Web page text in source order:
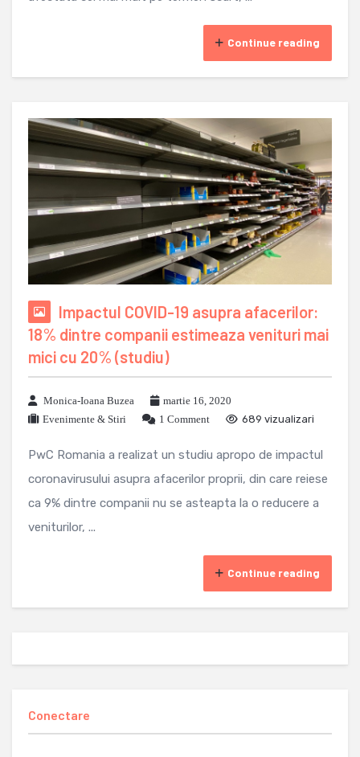
Continue reading
Impactul COVID-19 asupra afacerilor:
18% dintre companii estimeaza venituri mai
mici cu 20% (studiu)
Monica-Ioana Buzea
martie 16, 2020
Evenimente & Stiri
1 Comment 689 vizualizari
PwC Romania a realizat un studiu apropo de impactul
coronavirusului asupra afacerilor proprii, din care reiese
ca 9% dintre companii nu se asteapta la o reducere a
veniturilor, ...
Continue reading
Conectare